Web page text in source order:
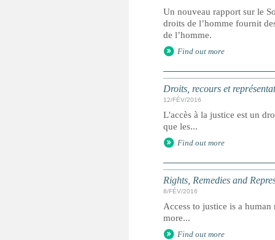
Un nouveau rapport sur le
droits de l’homme fournit
de l’homme.
Find out more
Droits, recours et
12/FÉV/2016
L'accès à la justice est un
que les...
Find out more
Rights, Remedies and
8/FÉV/2016
Access to justice is a
more...
Find out more